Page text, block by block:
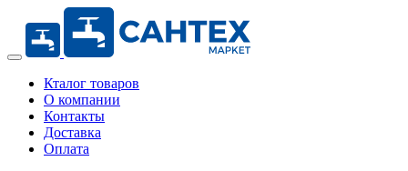
Кталог товаров
О компании
Контакты
Доставка
Оплата